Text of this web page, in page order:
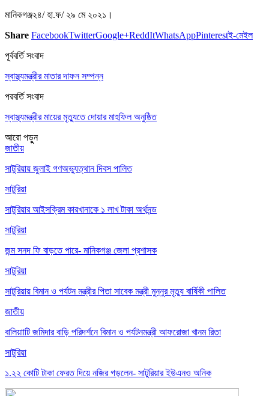
মানিকগঞ্জ২৪/ হা.ফ/ ২৯ মে ২০২১।
Share FacebookTwitterGoogle+ReddItWhatsAppPinterestই-মেইল
পূর্ববর্তি সংবাদ
স্বাস্থ্যমন্ত্রীর মাতার দাফন সম্পন্ন
পরবর্তি সংবাদ
স্বাস্থ্যমন্ত্রীর মায়ের মৃত্যুতে দোয়ার মাহফিল অনুষ্ঠিত
আরো পড়ুুন
জাতীয়
সাটুরিয়ায় জুলাই গণঅভ্যুত্থান দিবস পালিত
সাটুরিয়া
সাটুরিয়ার আইসক্রিম কারখানাকে ১ লাখ টাকা অর্থদন্ড
সাটুরিয়া
জন্ম সনদ ফি বাড়তে পারে- মানিকগঞ্জ জেলা প্রশাসক
সাটুরিয়া
সাটুরিয়ায় বিমান ও পর্যটন মন্ত্রীর পিতা সাবেক মন্ত্রী মুন্নুর মৃত্যু বার্ষিকী পালিত
জাতীয়
বালিয়াাটি জমিদার বাড়ি পরিদর্শনে বিমান ও পর্যটনমন্ত্রী আফরোজা খানম রিতা
সাটুরিয়া
১.২২ কোটি টাকা ফেরত দিয়ে নজির গড়লেন- সাটুরিয়ার ইউএনও অনিক